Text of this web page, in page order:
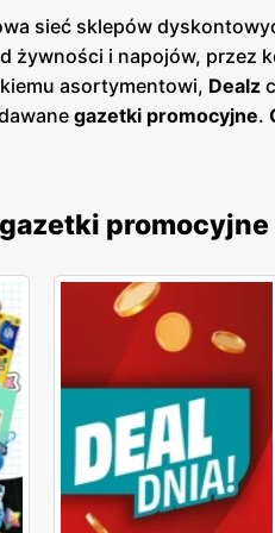
sieć sklepów
żywności i napojów, przez
asortymentowi, Dealz
gazetki promocyjne.
zakupy i korzystać z
stałych klientów. SklepyDealz
Dzięki temu
promocyjne